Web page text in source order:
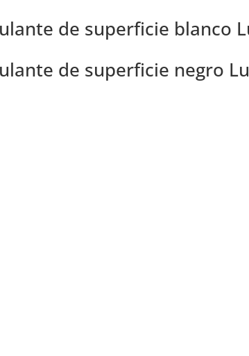
de superficie blanco
de superficie negro